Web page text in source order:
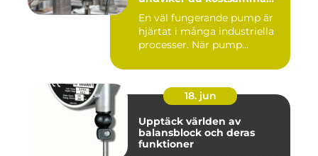
En väl fungerande pump är
hjärtat i många industriella
processer. När pump...
18. jun
Upptäck världen av
balansblock och deras
funktioner